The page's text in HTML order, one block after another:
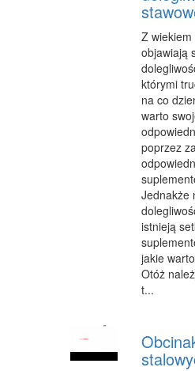
IMPREZY
ZAJĘCIA SPORTOWE
RESTAURACJE,
ADWOKACI,
SPRZĄTANIE,
INNE
Z
objawiają
którymi
na co
warto
poprzez
Jednakże
istnieją
jakie
Otóż
t...